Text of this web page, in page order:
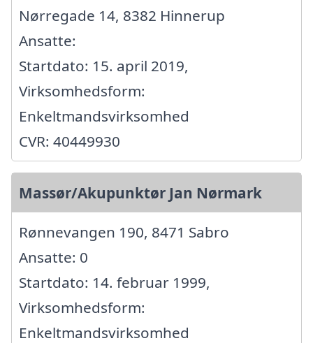
Nørregade 14, 8382 Hinnerup
Ansatte:
Startdato: 15. april 2019,
Virksomhedsform:
Enkeltmandsvirksomhed
CVR: 40449930
Massør/Akupunktør Jan Nørmark
Rønnevangen 190, 8471 Sabro
Ansatte: 0
Startdato: 14. februar 1999,
Virksomhedsform:
Enkeltmandsvirksomhed